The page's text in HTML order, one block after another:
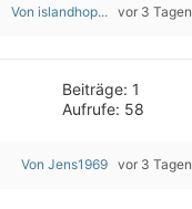
Von islandhop... vor 3 Tagen
Beiträge: 1
Aufrufe: 58
Von Jens1969 vor 3 Tagen